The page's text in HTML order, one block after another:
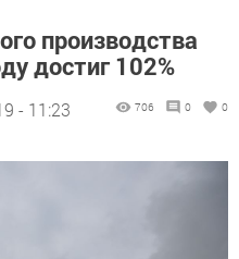
производства
достиг 102%
- 11:23 706 0 0